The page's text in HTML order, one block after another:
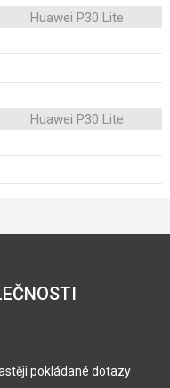
Huawei P30 Lite
Huawei P30 Lite
pokládané dotazy